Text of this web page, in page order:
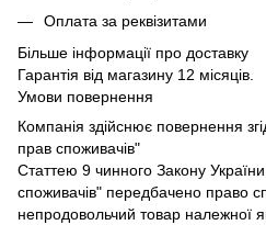
Оплата за реквізитами
Більше інформації про доставку
Гарантія від магазину 12 місяців.
Умови повернення
Компанія здійснює повернення
прав споживачів"
Статтею 9 чинного Закону
споживачів" передбачено право
непродовольчий товар належної